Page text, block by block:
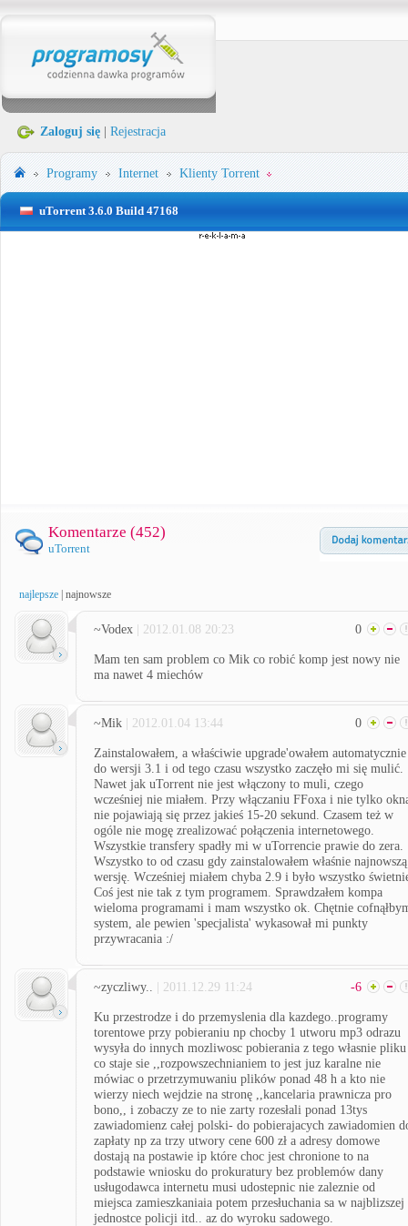
Zaloguj się Rejestracja
Programy Internet Klienty Torrent
uTorrent 3.6.0 Build 47168
Komentarze (452)
uTorrent
najlepsze najnowsze
~Vodex | 2012.01.08 20:23 0
Mam ten sam problem co Mik co robić komp jest nowy nie
ma nawet 4 miechów
~Mik | 2012.01.04 13:44 0
Zainstalowałem, a właściwie upgrade'owałem automatycznie
do wersji 3.1 i od tego czasu wszystko zaczęło mi się mulić.
Nawet jak uTorrent nie jest włączony to muli, czego
wcześniej nie miałem. Przy włączaniu FFoxa i nie tylko
nie pojawiają się przez jakieś 15-20 sekund. Czasem też w
ogóle nie mogę zrealizować połączenia internetowego.
Wszystkie transfery spadły mi w uTorrencie prawie do zera.
Wszystko to od czasu gdy zainstalowałem właśnie najnowszą
wersję. Wcześniej miałem chyba 2.9 i było wszystko
Coś jest nie tak z tym programem. Sprawdzałem kompa
wieloma programami i mam wszystko ok. Chętnie
system, ale pewien 'specjalista' wykasował mi punkty
przywracania :/
~zyczliwy.. | 2011.12.29 11:24 -6
Ku przestrodze i do przemyslenia dla kazdego..programy
torentowe przy pobieraniu np chocby 1 utworu mp3 odrazu
wysyła do innych mozliwosc pobierania z tego własnie pliku
co staje sie ,,rozpowszechnianiem to jest juz karalne nie
mówiac o przetrzymuwaniu plików ponad 48 h a kto nie
wierzy niech wejdzie na stronę ,,kancelaria prawnicza pro
bono,, i zobaczy ze to nie zarty rozesłali ponad 13tys
zawiadomienz całej polski- do pobierajacych zawiadomien
zapłaty np za trzy utwory cene 600 zł a adresy domowe
dostają na postawie ip które choc jest chronione to na
podstawie wniosku do prokuratury bez problemów dany
usługodawca internetu musi udostepnic nie zaleznie od
miejsca zamieszkaniaia potem przesłuchania sa w najblizszej
jednostce policji itd.. az do wyroku sadowego.